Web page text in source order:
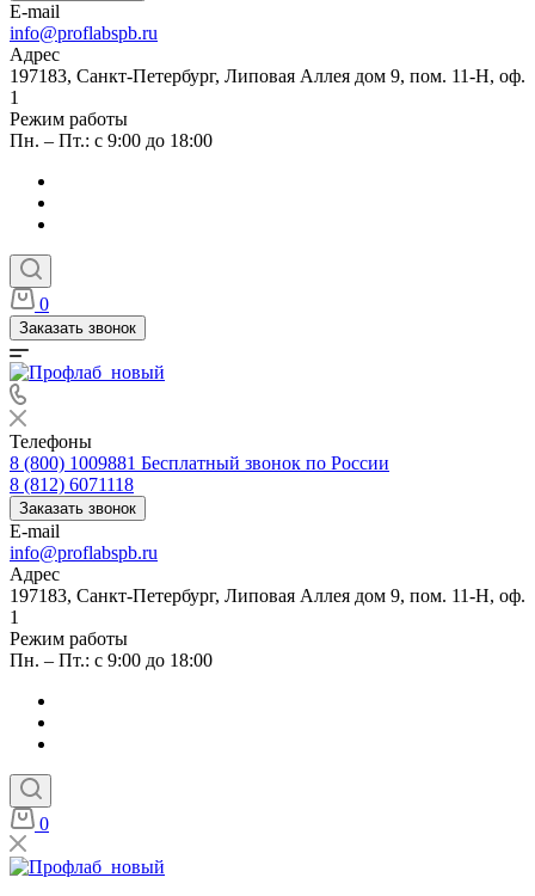
E-mail
info@proflabspb.ru
Адрес
197183, Санкт-Петербург, Липовая Аллея дом 9, пом. 11-Н, оф.
1
Режим работы
Пн. – Пт.: с 9:00 до 18:00
0
Заказать звонок
Телефоны
8 (800) 1009881 Бесплатный звонок по России
8 (812) 6071118
Заказать звонок
E-mail
info@proflabspb.ru
Адрес
197183, Санкт-Петербург, Липовая Аллея дом 9, пом. 11-Н, оф.
1
Режим работы
Пн. – Пт.: с 9:00 до 18:00
0